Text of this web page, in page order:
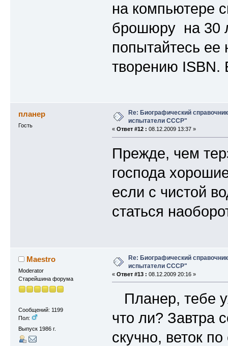
на компьютере
брошюру на 30
попытайтесь ее
творению ISBN.
планер
Гость
Re: Биографический
испытатели СССР"
« Ответ #12 : 08.12.2009 13:37 »
Прежде, чем
господа
если с чистой
статься
Maestro
Moderator
Старейшина форума
Сообщений: 1199
Пол:
Выпуск 1986 г.
Re: Биографический
испытатели СССР"
« Ответ #13 : 08.12.2009 20:16 »
Планер, тебе
что ли? Завтра
скучно, веток